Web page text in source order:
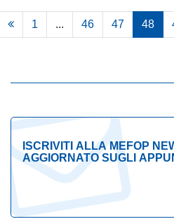
1 ... 46 47 48
ISCRIVITI ALLA MEFOP
AGGIORNATO SUGLI